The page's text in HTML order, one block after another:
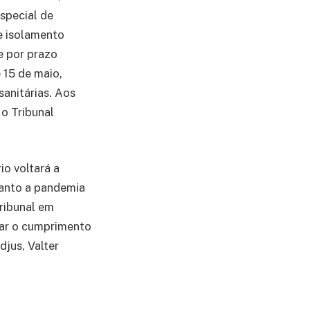
de
isolamento
por prazo
de maio,
Aos
Tribunal
voltará a
a pandemia
em
o cumprimento
Valter